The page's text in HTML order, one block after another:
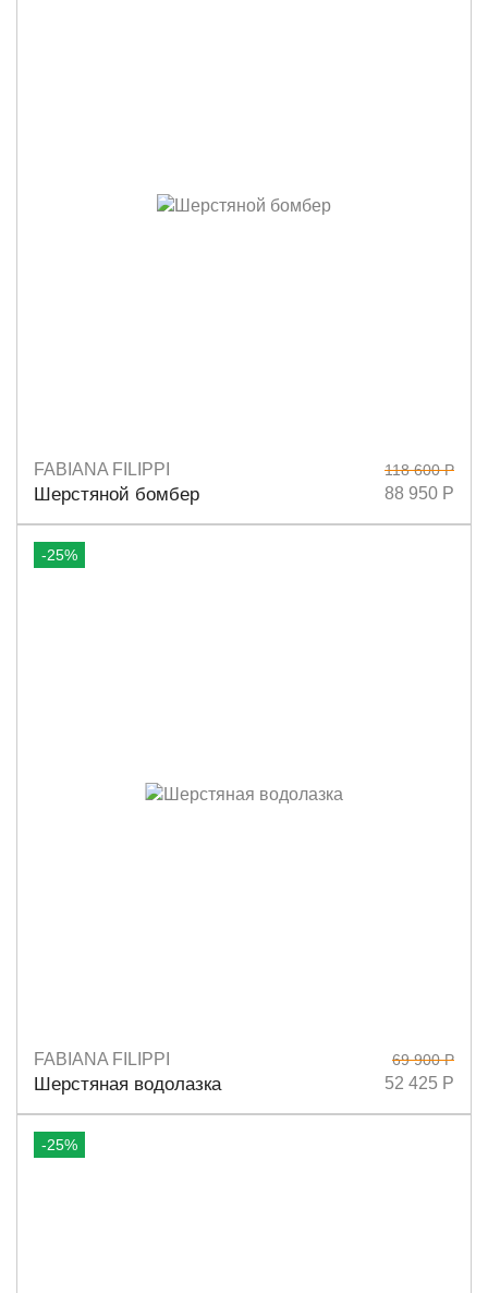
Размеры4044
FABIANA FILIPPI
Шерстяной бомбер
118 600 Р
88 950 Р
-25%
Размеры
FABIANA FILIPPI
Шерстяная водолазка
69 900 Р
52 425 Р
-25%